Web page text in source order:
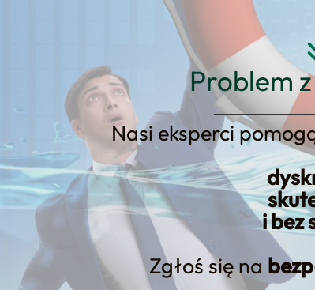
Problem
Nasi eksperci
i bez
Zgłoś się na
Strona główna O nas
konkretnej oferty